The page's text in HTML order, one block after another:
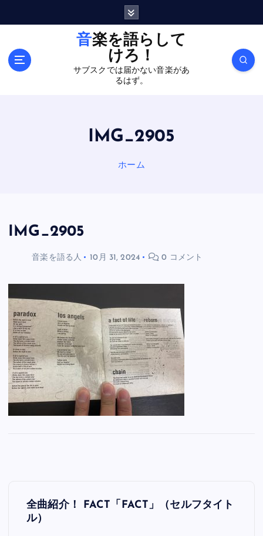
音楽を語らして
けろ！
サブスクでは届かない音楽があ
るはず。
IMG_2905
ホーム
IMG_2905
音楽を語る人 10月 31, 2024 0 コメント
投
稿
全曲紹介！ FACT「FACT」（セルフタイト
ル）